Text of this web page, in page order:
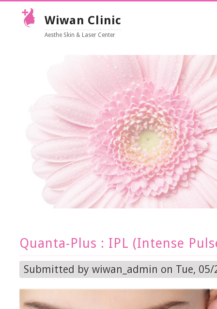
Wiwan Clinic
Aesthe Skin & Laser Center
Quanta-Plus : IPL (Intense
Submitted by wiwan_admin on Tue,